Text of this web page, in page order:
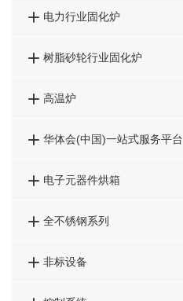
 电力行业固化炉
 树脂砂轮行业固化炉
 高温炉
 华体会(中国)一站式服务平台
 电子元器件烘箱
 全不锈钢系列
 非标设备